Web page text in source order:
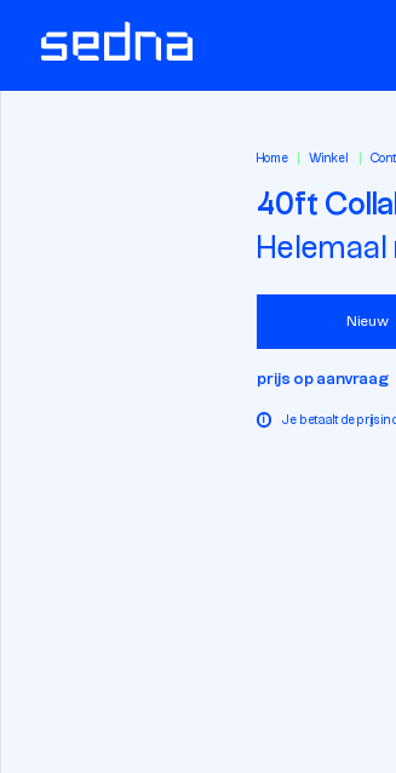
Home Winkel
40ft
Helemaal
Nieuw
prijs op aanvraag
i Je betaalt de prijs